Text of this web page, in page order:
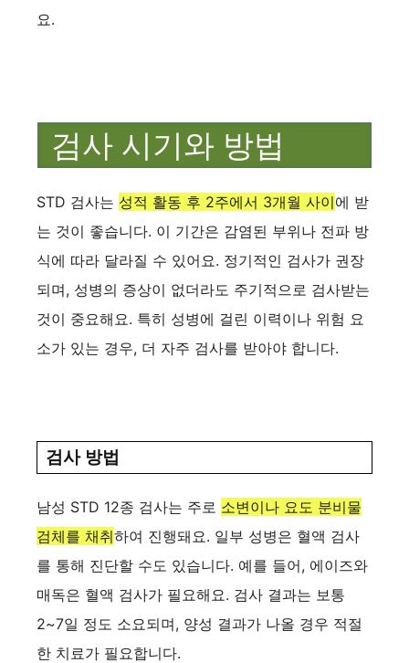
요.
검사 시기와 방법
STD 검사는 성적 활동 후 2주에서 3개월 사이에 받
는 것이 좋습니다. 이 기간은 감염된 부위나 전파 방
식에 따라 달라질 수 있어요. 정기적인 검사가 권장
되며, 성병의 증상이 없더라도 주기적으로 검사받는
것이 중요해요. 특히 성병에 걸린 이력이나 위험 요
소가 있는 경우, 더 자주 검사를 받아야 합니다.
검사 방법
남성 STD 12종 검사는 주로 소변이나 요도 분비물
검체를 채취하여 진행돼요. 일부 성병은 혈액 검사
를 통해 진단할 수도 있습니다. 예를 들어, 에이즈와
매독은 혈액 검사가 필요해요. 검사 결과는 보통
2~7일 정도 소요되며, 양성 결과가 나올 경우 적절
한 치료가 필요합니다.